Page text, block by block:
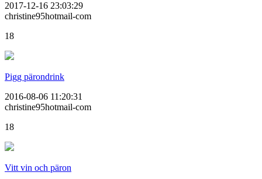
2017-12-16 23:03:29
christine95hotmail-com
18
Pigg pärondrink
2016-08-06 11:20:31
christine95hotmail-com
18
Vitt vin och päron